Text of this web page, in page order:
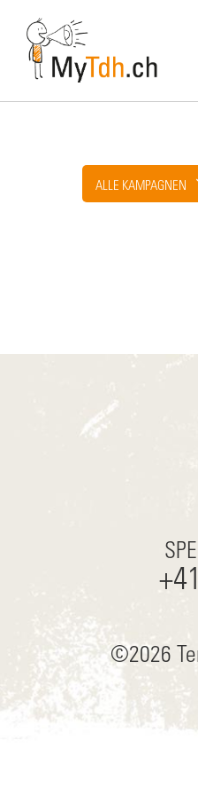
main
ALLE KAMPAGNEN
©2026